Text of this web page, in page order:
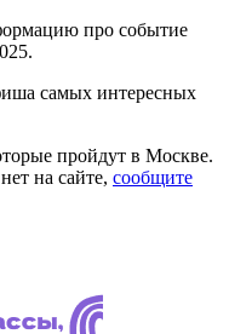
про событие
самых интересных
пройдут в Москве.
на сайте, сообщите